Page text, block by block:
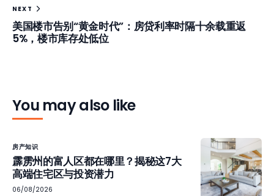
NEXT
美国楼市告别“黄金时代”：房贷利率时隔十余载重返
5%，楼市库存处低位
You may also like
房产知识
霹雳州的富人区都在哪里？揭秘这7大
高端住宅区与投资潜力
06/08/2026